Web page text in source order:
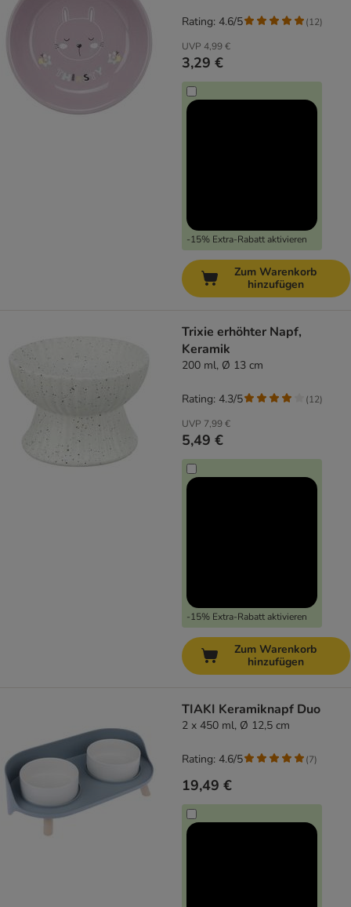
UVP 4,99 €
3,29 €
-15% Extra-Rabatt aktivieren
Rating: 4.6/5 (12)
Zum Warenkorb
hinzufügen
Trixie erhöhter Napf,
Keramik
200 ml, Ø 13 cm
UVP 7,99 €
5,49 €
-15% Extra-Rabatt aktivieren
Rating: 4.3/5 (12)
Zum Warenkorb
hinzufügen
TIAKI Keramiknapf Duo
2 x 450 ml, Ø 12,5 cm
19,49 €
Rating: 4.6/5 (7)